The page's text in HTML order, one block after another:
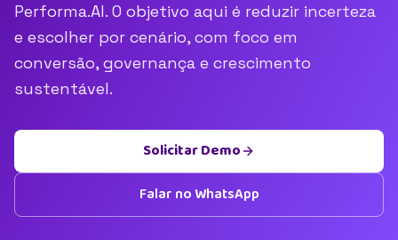
Performa.AI. O objetivo aqui é reduzir incerteza
e escolher por cenário, com foco em
conversão, governança e crescimento
sustentável.
Solicitar Demo
Falar no WhatsApp